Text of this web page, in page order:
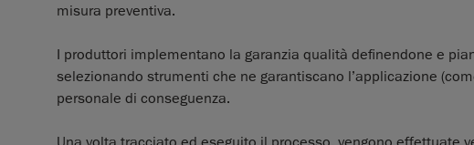
misura preventiva.
I produttori implementano la garanzia qualità definendone e
selezionando strumenti che ne garantiscano l’applicazione
personale di conseguenza.